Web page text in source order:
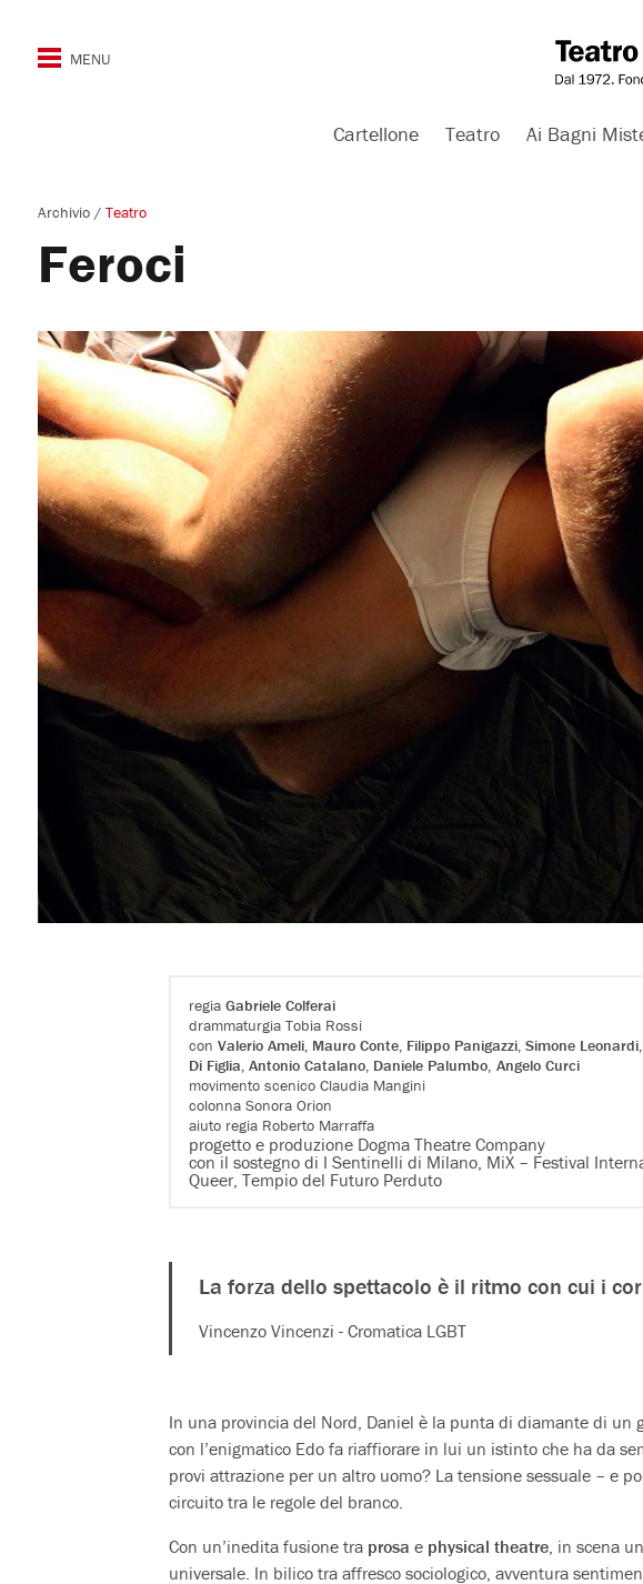
Cartellone Teatro Ai Bagni
Archivio / Teatro
Feroci
regiaGabriele Colferai
drammaturgia Tobia Rossi
conValerio Ameli, Mauro Conte, Filippo Panigazzi, Simone
Di Figlia, Antonio Catalano, Daniele Palumbo,Angelo Curci
movimento scenico Claudia Mangini
colonna Sonora Orion
aiuto regia Roberto Marraffa
progetto e produzione Dogma Theatre Company
con il sostegno di I Sentinelli di Milano, MiX – Festival
Queer, Tempio del Futuro Perduto
La forza dello spettacolo è il ritmo con cui i
Vincenzo Vincenzi - Cromatica LGBT
In una provincia del Nord, Daniel è la punta di diamante di un
con l’enigmatico Edo fa riaffiorare in lui un istinto che ha da
provi attrazione per un altro uomo? La tensione sessuale – e
circuito tra le regole del branco.
Con un’inedita fusione tra prosa e physical theatre , in scena
universale. In bilico tra affresco sociologico, avventura